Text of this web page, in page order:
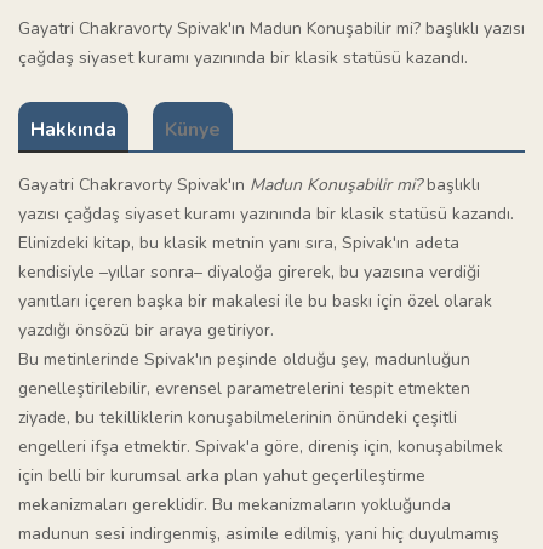
Gayatri Chakravorty Spivak'ın Madun Konuşabilir mi? başlıklı yazısı
çağdaş siyaset kuramı yazınında bir klasik statüsü kazandı.
Hakkında Künye
Gayatri Chakravorty Spivak'ın Madun Konuşabilir mi?başlıklı
yazısı çağdaş siyaset kuramı yazınında bir klasik statüsü kazandı.
Elinizdeki kitap, bu klasik metnin yanı sıra, Spivak'ın adeta
kendisiyle –yıllar sonra– diyaloğa girerek, bu yazısına verdiği
yanıtları içeren başka bir makalesi ile bu baskı için özel olarak
yazdığı önsözü bir araya getiriyor.
Bu metinlerinde Spivak'ın peşinde olduğu şey, madunluğun
genelleştirilebilir, evrensel parametrelerini tespit etmekten
ziyade, bu tekilliklerin konuşabilmelerinin önündeki çeşitli
engelleri ifşa etmektir. Spivak'a göre, direniş için, konuşabilmek
için belli bir kurumsal arka plan yahut geçerlileştirme
mekanizmaları gereklidir. Bu mekanizmaların yokluğunda
madunun sesi indirgenmiş, asimile edilmiş, yani hiç duyulmamış